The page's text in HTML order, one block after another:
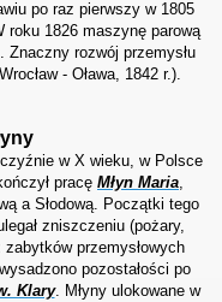
po raz pierwszy w 1805
roku 1826 maszynę parową
Znaczny rozwój przemysłu
- Oława, 1842 r.).
w X wieku, w Polsce
pracę Młyn Maria,
a Słodową. Początki tego
zniszczeniu (pożary,
zabytków przemysłowych
pozostałości po
Klary. Młyny ulokowane w